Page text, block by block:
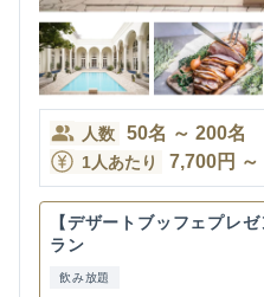
人数 50名 ～ 200名
1人あたり 7,700円 ～
【デザートブッフェプレ
ラン
飲み放題